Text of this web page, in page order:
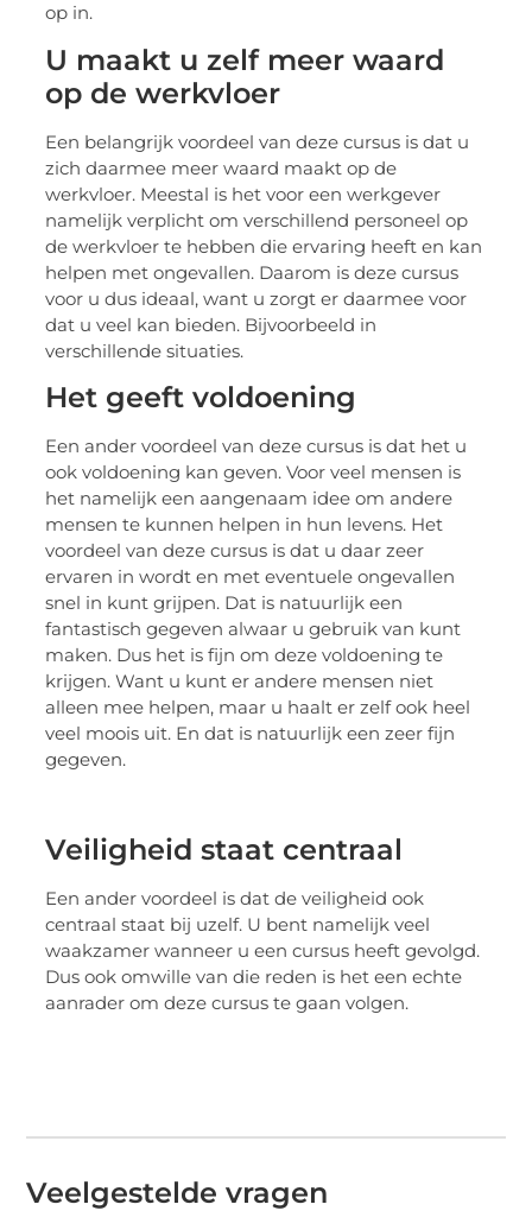
op in.
U maakt u zelf meer waard
op de werkvloer
Een belangrijk voordeel van deze cursus is dat u
zich daarmee meer waard maakt op de
werkvloer. Meestal is het voor een werkgever
namelijk verplicht om verschillend personeel op
de werkvloer te hebben die ervaring heeft en kan
helpen met ongevallen. Daarom is deze cursus
voor u dus ideaal, want u zorgt er daarmee voor
dat u veel kan bieden. Bijvoorbeeld in
verschillende situaties.
Het geeft voldoening
Een ander voordeel van deze cursus is dat het u
ook voldoening kan geven. Voor veel mensen is
het namelijk een aangenaam idee om andere
mensen te kunnen helpen in hun levens. Het
voordeel van deze cursus is dat u daar zeer
ervaren in wordt en met eventuele ongevallen
snel in kunt grijpen. Dat is natuurlijk een
fantastisch gegeven alwaar u gebruik van kunt
maken. Dus het is fijn om deze voldoening te
krijgen. Want u kunt er andere mensen niet
alleen mee helpen, maar u haalt er zelf ook heel
veel moois uit. En dat is natuurlijk een zeer fijn
gegeven.
Veiligheid staat centraal
Een ander voordeel is dat de veiligheid ook
centraal staat bij uzelf. U bent namelijk veel
waakzamer wanneer u een cursus heeft gevolgd.
Dus ook omwille van die reden is het een echte
aanrader om deze cursus te gaan volgen.
Veelgestelde vragen